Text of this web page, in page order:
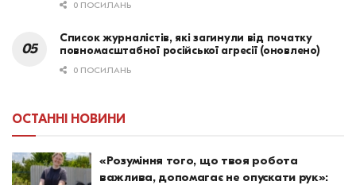
0 ПОСИЛАНЬ
Список журналістів, які загинули від початку
повномасштабної російської агресії (оновлено)
0 ПОСИЛАНЬ
ОСТАННІ НОВИНИ
«Розуміння того, що твоя робота
важлива, допомагає не опускати рук»: